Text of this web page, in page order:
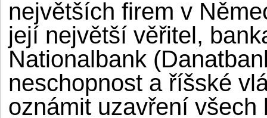
největších firem v
její největší věřitel,
Nationalbank
neschopnost a říšské
oznámit uzavření všech